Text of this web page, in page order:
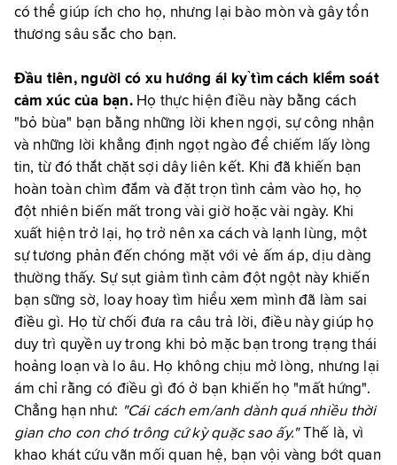
có thể giúp ích cho họ, nhưng lại bào mòn và gây tổn
thương sâu sắc cho bạn.
Đầu tiên, người có xu hướng ái kỷ tìm cách kiểm soát
cảm xúc của bạn.Họ thực hiện điều này bằng cách
"bỏ bùa" bạn bằng những lời khen ngợi, sự công nhận
và những lời khẳng định ngọt ngào để chiếm lấy lòng
tin, từ đó thắt chặt sợi dây liên kết. Khi đã khiến bạn
hoàn toàn chìm đắm và đặt trọn tình cảm vào họ, họ
đột nhiên biến mất trong vài giờ hoặc vài ngày. Khi
xuất hiện trở lại, họ trở nên xa cách và lạnh lùng, một
sự tương phản đến chóng mặt với vẻ ấm áp, dịu dàng
thường thấy. Sự sụt giảm tình cảm đột ngột này khiến
bạn sững sờ, loay hoay tìm hiểu xem mình đã làm sai
điều gì. Họ từ chối đưa ra câu trả lời, điều này giúp họ
duy trì quyền uy trong khi bỏ mặc bạn trong trạng thái
hoảng loạn và lo âu. Họ không chịu mở lòng, nhưng lại
ám chỉ rằng có điều gì đó ở bạn khiến họ "mất hứng".
Chẳng hạn như: "Cái cách em/anh dành quá nhiều thời
gian cho con chó trông cứ kỳ quặc sao ấy."Thế là, vì
khao khát cứu vãn mối quan hệ, bạn vội vàng bớt quan